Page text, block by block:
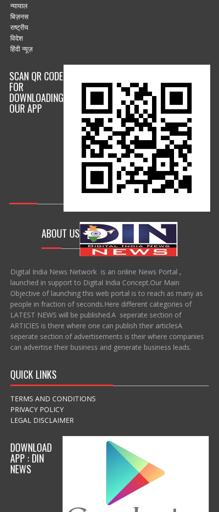
न्यायाल
बिज़नस
राष्ट्रीय
विदेश
हिंदी न्यूज़
SCAN QR CODE
FOR
DOWNLOADING
OUR APP
ABOUT US
Digital India News Network is an online News Portal ,
launched in support to Digital India Concept.Our Main
Objective of launching this web portal is to reach as many as
people in fraction of seconds.Here different categories of
LATEST NEWS will be published.A seperate section of
ARTIClES is there where one can publish their articlesA
seperate section of advertisements is their where companies
can advertise their business and generate business leads.
QUICK LINKS
TERMS AND CONDITIONS
PRIVACY POLICY
LEGAL DISCLAIMER
DOWNLOAD
APP : DIN
NEWS